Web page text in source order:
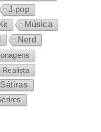
J-pop
Música
Nerd
Realista
Sátiras